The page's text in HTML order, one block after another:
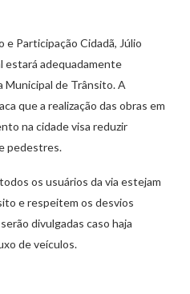
Participação Cidadã, Júlio
estará adequadamente
Municipal de Trânsito. A
que a realização das obras em
na cidade visa reduzir
pedestres.
os usuários da via estejam
e respeitem os desvios
divulgadas caso haja
de veículos.